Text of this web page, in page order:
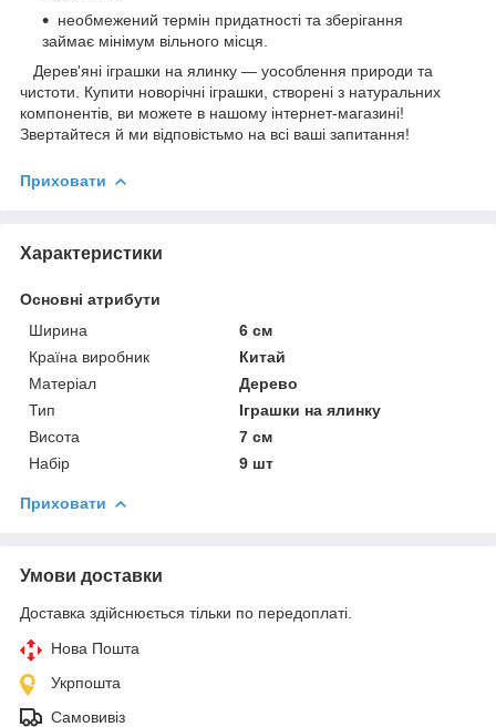
необмежений термін придатності та зберігання
займає мінімум вільного місця.
Дерев'яні іграшки на ялинку — уособлення природи та
чистоти. Купити новорічні іграшки, створені з натуральних
компонентів, ви можете в нашому інтернет-магазині!
Звертайтеся й ми відповістьмо на всі ваші запитання!
Приховати
Характеристики
Основні атрибути
Ширина
6 см
Країна виробник
Китай
Матеріал
Дерево
Тип
Іграшки на ялинку
Висота
7 см
Набір
9 шт
Приховати
Умови доставки
Доставка здійснюється тільки по передоплаті.
Нова Пошта
Укрпошта
Самовивіз